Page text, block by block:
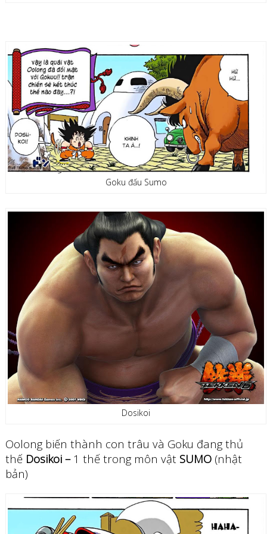
Goku đấu Sumo
Dosikoi
Oolong biến thành con trâu và Goku đang thủ
thế Dosikoi –1 thế trong môn vật SUMO(nhật
bản)